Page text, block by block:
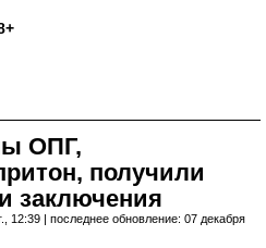
ОПГ,
получили
заключения
12:39 | последнее обновление: 07 декабря